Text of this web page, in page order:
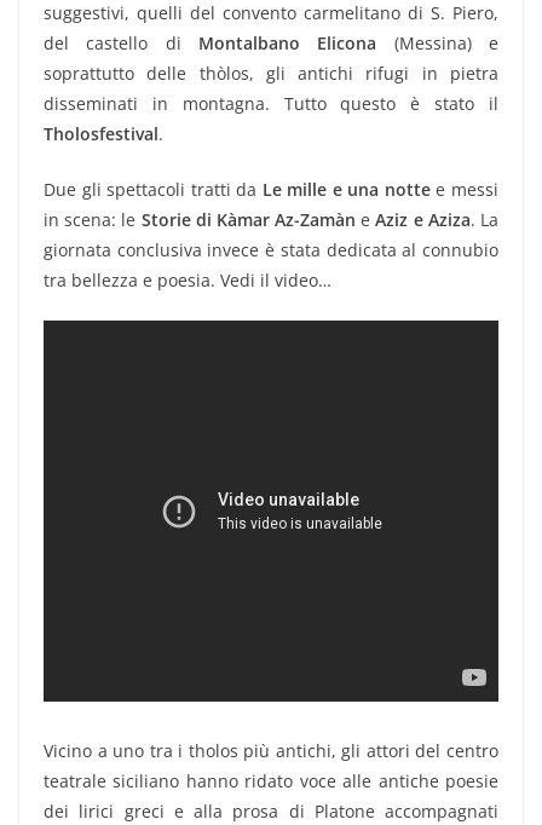
suggestivi, quelli del convento carmelitano di S. Piero,
del castello di Montalbano Elicona (Messina) e
soprattutto delle thòlos, gli antichi rifugi in pietra
disseminati in montagna. Tutto questo è stato il
Tholosfestival.
Due gli spettacoli tratti da Le mille e una nottee messi
in scena: le Storie di Kàmar Az-Zamàn eAziz e Aziza. La
giornata conclusiva invece è stata dedicata al connubio
tra bellezza e poesia. Vedi il video…
Vicino a uno tra i tholos più antichi, gli attori del centro
teatrale siciliano hanno ridato voce alle antiche poesie
dei lirici greci e alla prosa di Platone accompagnati